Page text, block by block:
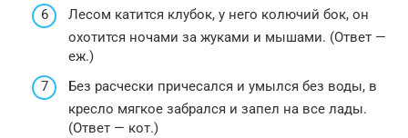
Лесом катится клубок, у него колючий бок, он
охотится ночами за жуками и мышами. (Ответ —
еж.)
Без расчески причесался и умылся без воды, в
кресло мягкое забрался и запел на все лады.
(Ответ — кот.)